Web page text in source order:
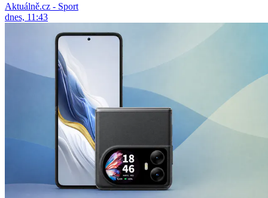
Aktuálně.cz - Sport
dnes, 11:43